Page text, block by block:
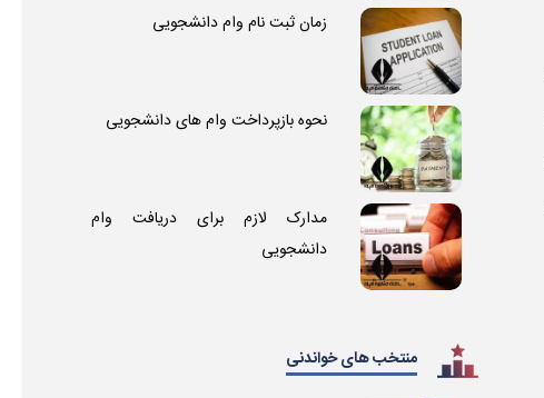
زمان ثبت نام وام دانشجویی
نحوه بازپرداخت وام های دانشجویی
مدارک لازم برای دریافت وام
دانشجویی
منتخب های خواندنی